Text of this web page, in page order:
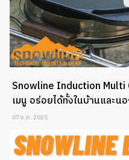
Snowline Induction Multi
เมนู อร่อยได้ทั้งในบ้านและน
07 ก.ค. 2025